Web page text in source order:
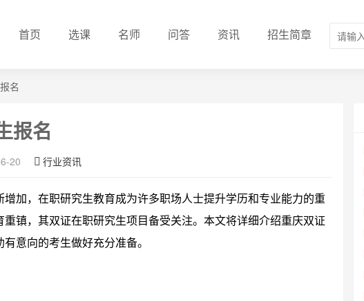
首页 选课 名师 问答 资讯 招生简章
名
报名
20 行业资讯
加，在职研究生教育成为许多职场人士提升学历和专业能力的重
镇，其双证在职研究生项目备受关注。本文将详细介绍重庆双证
意向的考生做好充分准备。